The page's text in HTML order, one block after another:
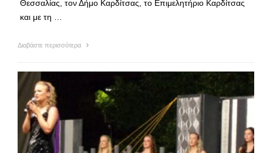
Θεσσαλίας, τον Δήμο Καρδίτσας, το Επιμελητήριο Καρδίτσας
και με τη …
Διαβάστε περισσότερα